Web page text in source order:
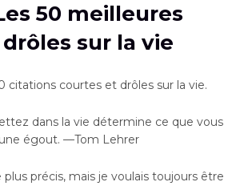
idéal pour générer des images
FotorPea
fréquentes sur les citations
50 meilleures
sur la vie
citations courtes et drôles sur la vie.
dans la vie détermine ce que vous
égout. —Tom Lehrer
plus précis, mais je voulais toujours être